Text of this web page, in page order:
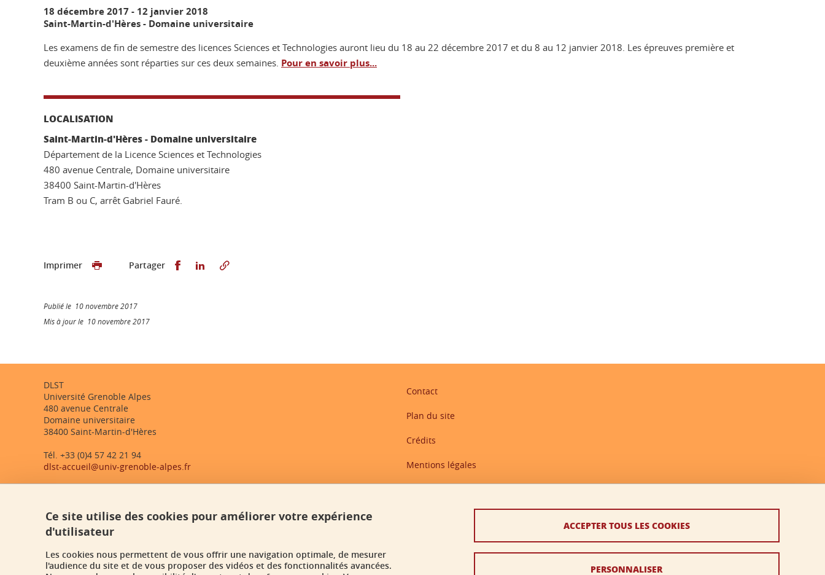
18 décembre 2017 - 12 janvier 2018
Saint-Martin-d'Hères - Domaine universitaire
Les examens de fin de semestre des licences Sciences et Technologies auront lieu du 18 au 22 décembre 2017 et du 8 au 12 janvier 2018. Les épreuves première et
deuxième années sont réparties sur ces deux semaines. Pour en savoir plus...
LOCALISATION
Saint-Martin-d'Hères - Domaine universitaire
Département de la Licence Sciences et Technologies
480 avenue Centrale, Domaine universitaire
38400 Saint-Martin-d'Hères
Tram B ou C, arrêt Gabriel Fauré.
Imprimer Partager Partager sur Facebook
Partager sur LinkedIn
Publié le 10 novembre 2017
Mis à jour le 10 novembre 2017
DLST
Université Grenoble Alpes
480 avenue Centrale
Domaine universitaire
38400 Saint-Martin-d'Hères
Tél. +33 (0)4 57 42 21 94
dlst-accueil@univ-grenoble-alpes.fr
Contact
Plan du site
Crédits
Mentions légales
Politique des cookies
Gestion des cookies
Ce site utilise des cookies pour améliorer votre expérience
d'utilisateur
Les cookies nous permettent de vous offrir une navigation optimale, de mesurer
l'audience du site et de vous proposer des vidéos et des fonctionnalités avancées.
ACCEPTER TOUS LES COOKIES
PERSONNALISER